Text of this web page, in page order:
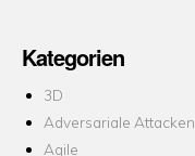
Kategorien
3D
Adversariale Attacken
Agile